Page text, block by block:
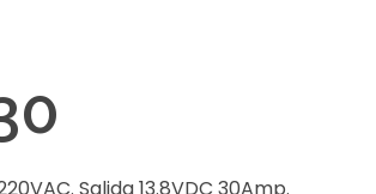
Salida 13.8VDC 30Amp.